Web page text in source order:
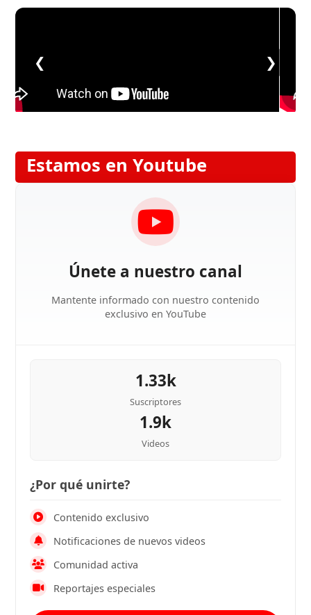
❮ ❯
Estamos en Youtube
Únete a nuestro canal
Mantente informado con nuestro contenido
exclusivo en YouTube
1.33k
Suscriptores
1.9k
Videos
¿Por qué unirte?
Contenido exclusivo
Notificaciones de nuevos videos
Comunidad activa
Reportajes especiales